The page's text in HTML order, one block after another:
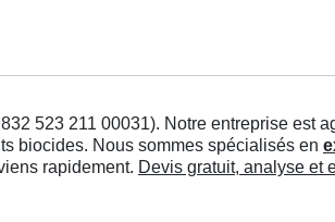
523 211 00031). Notre entreprise est
biocides. Nous sommes spécialisés en
rapidement. Devis gratuit, analyse et